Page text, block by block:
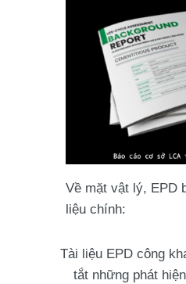
Về mặt vật lý, EPD
liệu chính:
Tài liệu EPD công
tắt những phát